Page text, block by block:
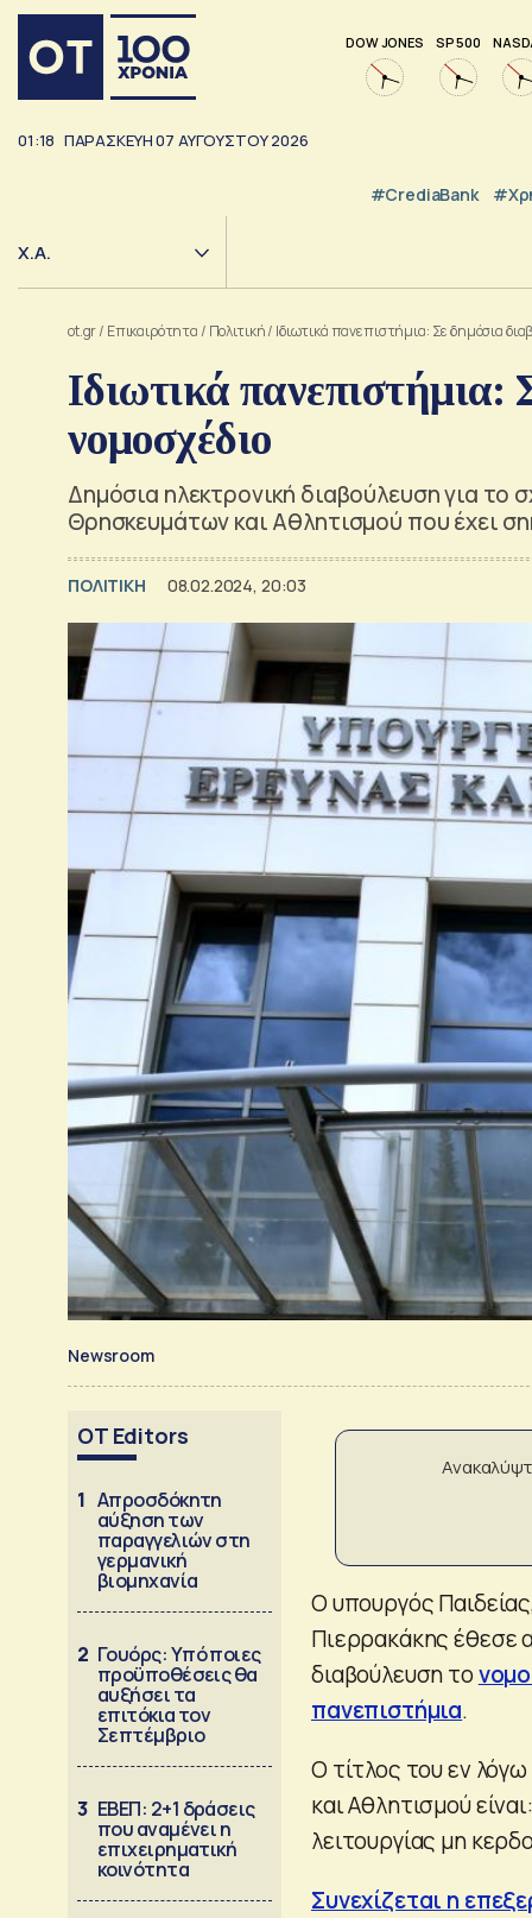
DOW JONES SP 500
01:18 ΠΑΡΑΣΚΕΥΗ07 ΑΥΓΟΥΣΤΟΥ2026
#CrediaBank
Χ.Α.
ot.gr/ Επικαιρότητα / Πολιτική/ Ιδιωτικά πανεπιστήμια: Σε δημόσια
Ιδιωτικά
νομοσχέδιο
Δημόσια ηλεκτρονική διαβούλευση για το
Θρησκευμάτων και Αθλητισμού που έχει
ΠΟΛΙΤΙΚΗ 08.02.2024, 20:03
Newsroom
OT Editors
1 Απροσδόκητη
αύξηση των
παραγγελιών στη
γερμανική
βιομηχανία
2 Γουόρς: Υπό ποιες
προϋποθέσεις θα
αυξήσει τα
επιτόκια τον
Σεπτέμβριο
3 ΕΒΕΠ: 2+1 δράσεις
που αναμένει η
επιχειρηματική
κοινότητα
Ο υπουργός
Πιερρακάκης έθεσε
διαβούλευση το
πανεπιστήμια.
Ο τίτλος του εν
και Αθλητισμού
λειτουργίας μη
Συνεχίζεται η